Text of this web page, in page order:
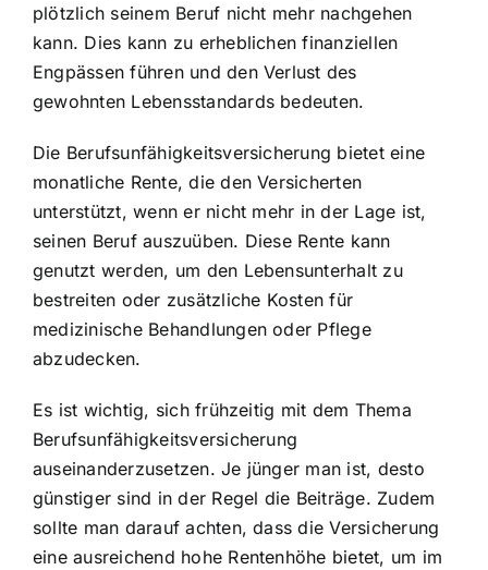
plötzlich seinem Beruf nicht mehr nachgehen
kann. Dies kann zu erheblichen finanziellen
Engpässen führen und den Verlust des
gewohnten Lebensstandards bedeuten.
Die Berufsunfähigkeitsversicherung bietet eine
monatliche Rente, die den Versicherten
unterstützt, wenn er nicht mehr in der Lage ist,
seinen Beruf auszuüben. Diese Rente kann
genutzt werden, um den Lebensunterhalt zu
bestreiten oder zusätzliche Kosten für
medizinische Behandlungen oder Pflege
abzudecken.
Es ist wichtig, sich frühzeitig mit dem Thema
Berufsunfähigkeitsversicherung
auseinanderzusetzen. Je jünger man ist, desto
günstiger sind in der Regel die Beiträge. Zudem
sollte man darauf achten, dass die Versicherung
eine ausreichend hohe Rentenhöhe bietet, um im